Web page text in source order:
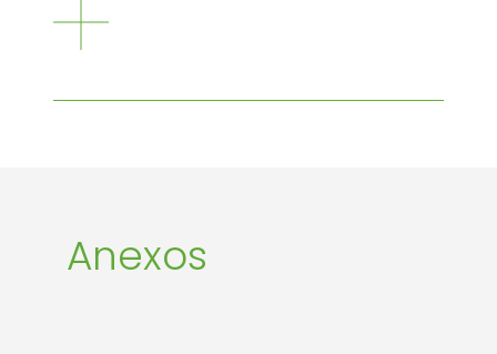
comerciantes e clientes para a
separação correta de resíduos.
Anexos